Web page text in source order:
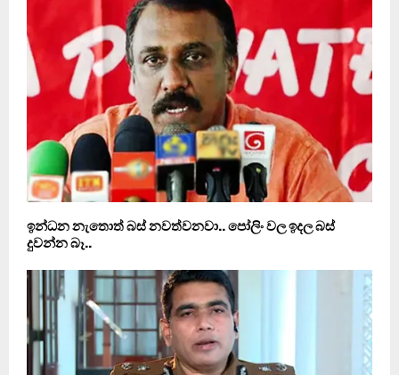
ඉන්ධන නැතොත් බස් නවත්වනවා.. පෝලිං වල ඉදල බස්
දුවන්න බෑ..